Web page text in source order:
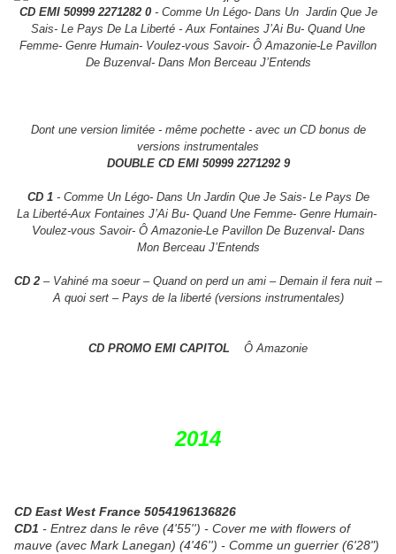
CD EMI 50999 2271282 0- Comme Un Légo- Dans Un Jardin Que Je
Sais- Le Pays De La Liberté - Aux Fontaines J’Ai Bu- Quand Une
Femme- Genre Humain- Voulez-vous Savoir- Ô Amazonie-Le Pavillon
De Buzenval- Dans Mon Berceau J’Entends
Dont une version limitée - même pochette - avec un CD bonus de
versions instrumentales
DOUBLE CD EMI 50999 2271292 9
CD 1- Comme Un Légo- Dans Un Jardin Que Je Sais- Le Pays De
La Liberté-Aux Fontaines J’Ai Bu- Quand Une Femme- Genre Humain-
Voulez-vous Savoir- Ô Amazonie-Le Pavillon De Buzenval- Dans
Mon Berceau J’Entends
CD 2 – Vahiné ma soeur – Quand on perd un ami – Demain il fera nuit –
A quoi sert – Pays de la liberté (versions instrumentales)
CD PROMO EMI CAPITOL Ô Amazonie
2014
CD East West France 5054196136826
CD1 - Entrez dans le rêve (4'55'') - Cover me with flowers of
mauve (avec Mark Lanegan) (4'46'') - Comme un guerrier (6'28")